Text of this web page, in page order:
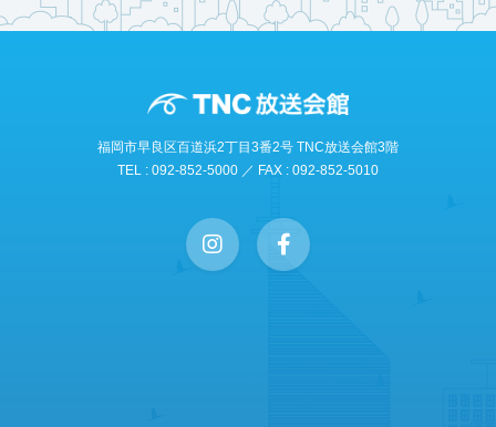
福岡市早良区百道浜2丁目3番2号 TNC放送会館3階
TEL : 092-852-5000 ／ FAX : 092-852-5010